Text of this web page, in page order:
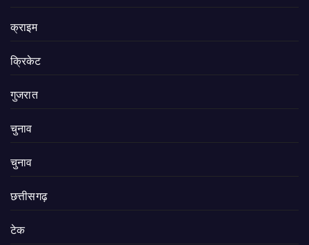
क्राइम
क्रिकेट
गुजरात
चुनाव
चुनाव
छत्तीसगढ़
टेक